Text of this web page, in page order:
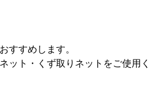
すすめします。
ット・くず取りネットをご使用く